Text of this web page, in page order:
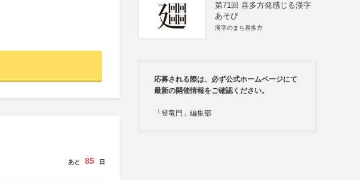
あと 85 日
第71回 喜多方発感じる漢字
あそび
漢字のまち喜多方
応募される際は、必ず公式ホームページにて
最新の開催情報をご確認ください。
「登竜門」編集部